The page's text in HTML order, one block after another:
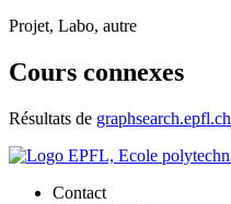
Projet, Labo, autre
Cours connexes
Résultats de graphsearch.epfl.ch
Contact